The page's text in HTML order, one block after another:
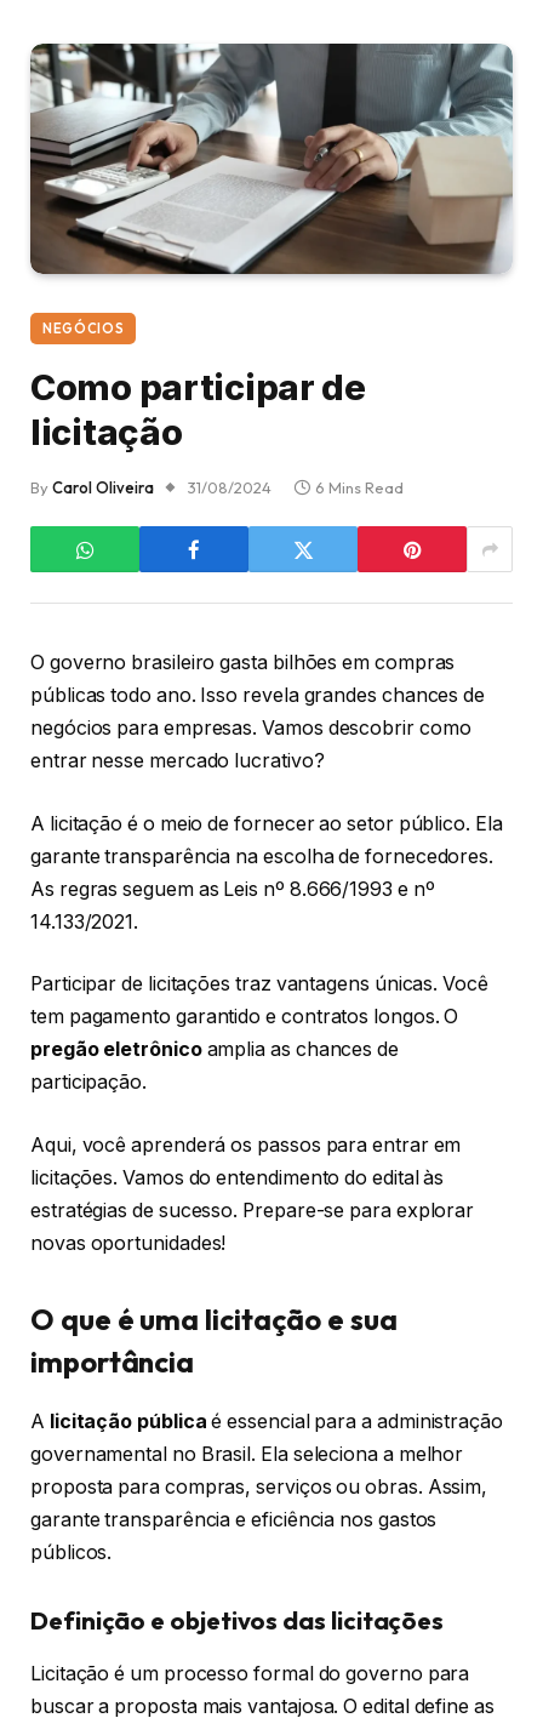
NEGÓCIOS
Como participar de
licitação
ByCarol Oliveira 31/08/2024 6 Mins Read
O governo brasileiro gasta bilhões em compras
públicas todo ano. Isso revela grandes chances de
negócios para empresas. Vamos descobrir como
entrar nesse mercado lucrativo?
A licitação é o meio de fornecer ao setor público. Ela
garante transparência na escolha de fornecedores.
As regras seguem as Leis nº 8.666/1993 e nº
14.133/2021.
Participar de licitações traz vantagens únicas. Você
tem pagamento garantido e contratos longos. O
pregão eletrônicoamplia as chances de
participação.
Aqui, você aprenderá os passos para entrar em
licitações. Vamos do entendimento do edital às
estratégias de sucesso. Prepare-se para explorar
novas oportunidades!
O que é uma licitação e sua
importância
A licitação pública é essencial para a administração
governamental no Brasil. Ela seleciona a melhor
proposta para compras, serviços ou obras. Assim,
garante transparência e eficiência nos gastos
públicos.
Definição e objetivos das licitações
Licitação é um processo formal do governo para
buscar a proposta mais vantajosa. O edital define as